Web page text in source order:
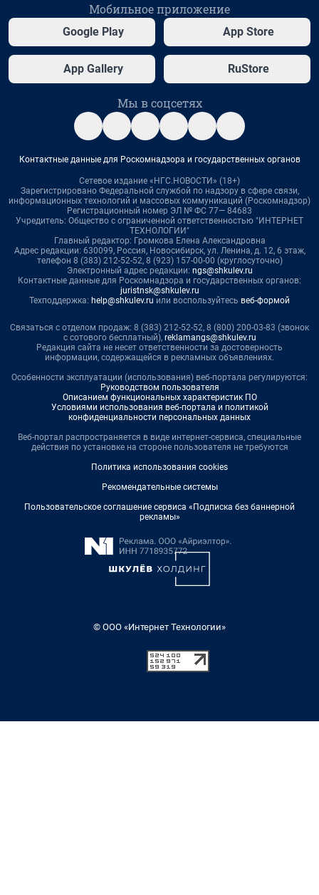
Мобильное приложение
Google Play App Store
App Gallery RuStore
Мы в соцсетях
Контактные данные для Роскомнадзора и государственных органов
Сетевое издание «НГС.НОВОСТИ» (18+)
Зарегистрировано Федеральной службой по надзору в сфере связи,
информационных технологий и массовых коммуникаций (Роскомнадзор)
Регистрационный номер ЭЛ № ФС 77— 84683
Учредитель: Общество с ограниченной ответственностью "ИНТЕРНЕТ
ТЕХНОЛОГИИ"
Главный редактор: Громкова Елена Александровна
Адрес редакции: 630099, Россия, Новосибирск, ул. Ленина, д. 12, 6 этаж,
телефон 8 (383) 212-52-52, 8 (923) 157-00-00 (круглосуточно)
Электронный адрес редакции: ngs@shkulev.ru
Контактные данные для Роскомнадзора и государственных органов:
juristnsk@shkulev.ru
Техподдержка: help@shkulev.ru или воспользуйтесь веб-формой
Связаться с отделом продаж: 8 (383) 212-52-52, 8 (800) 200-03-83 (звонок
с сотового бесплатный), reklamangs@shkulev.ru
Редакция сайта не несет ответственности за достоверность
информации, содержащейся в рекламных объявлениях.
Особенности эксплуатации (использования) веб-портала регулируются:
Руководством пользователя
Описанием функциональных характеристик ПО
Условиями использования веб-портала и политикой
конфиденциальности персональных данных
Веб-портал распространяется в виде интернет-сервиса, специальные
действия по установке на стороне пользователя не требуются
Политика использования cookies
Рекомендательные системы
Пользовательское соглашение сервиса «Подписка без баннерной
рекламы»
© ООО «Интернет Технологии»